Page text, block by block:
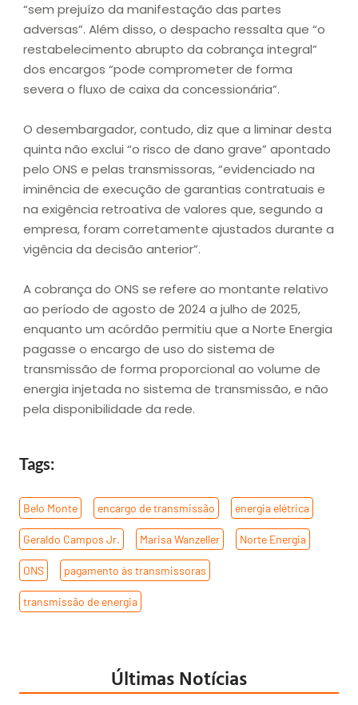
“sem prejuízo da manifestação das partes
adversas”. Além disso, o despacho ressalta que “o
restabelecimento abrupto da cobrança integral”
dos encargos “pode comprometer de forma
severa o fluxo de caixa da concessionária”.
O desembargador, contudo, diz que a liminar desta
quinta não exclui “o risco de dano grave” apontado
pelo ONS e pelas transmissoras, “evidenciado na
iminência de execução de garantias contratuais e
na exigência retroativa de valores que, segundo a
empresa, foram corretamente ajustados durante a
vigência da decisão anterior”.
A cobrança do ONS se refere ao montante relativo
ao período de agosto de 2024 a julho de 2025,
enquanto um acórdão permitiu que a Norte Energia
pagasse o encargo de uso do sistema de
transmissão de forma proporcional ao volume de
energia injetada no sistema de transmissão, e não
pela disponibilidade da rede.
Tags:
Belo Monte encargo de transmissão energia elétrica
Geraldo Campos Jr. Marisa Wanzeller Norte Energia
ONS pagamento às transmissoras
transmissão de energia
Últimas Notícias